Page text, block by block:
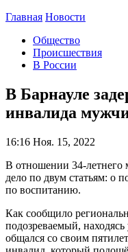
Главная Новости
Общество
Происшествия
В России
В Барнауле
инвалида
16:16 Ноя. 15, 2022
В отношении 34-летнего
дело по двум статьям: о
по воспитанию.
Как сообщило
подозреваемый,
общался со своим